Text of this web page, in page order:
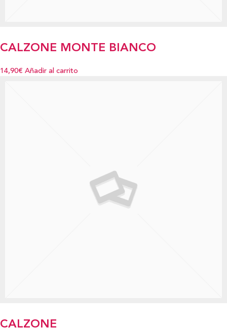
CALZONE MONTE BIANCO
14,90€ Añadir al carrito
CALZONE